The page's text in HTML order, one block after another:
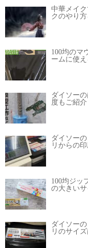
中華メイ
クのやり
100均のマ
ームに使
ダイソー
度もご紹介
ダイソー
リからの
100均ジッ
の大きい
ダイソー
リのサイ